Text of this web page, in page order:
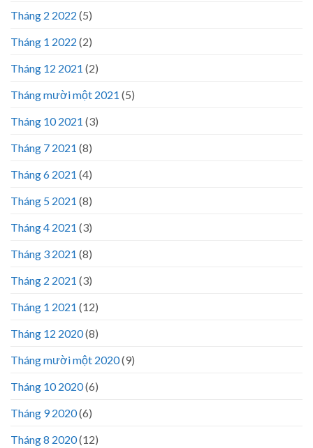
Tháng 2 2022 (5)
Tháng 1 2022 (2)
Tháng 12 2021 (2)
Tháng mười một 2021 (5)
Tháng 10 2021 (3)
Tháng 7 2021 (8)
Tháng 6 2021 (4)
Tháng 5 2021 (8)
Tháng 4 2021 (3)
Tháng 3 2021 (8)
Tháng 2 2021 (3)
Tháng 1 2021 (12)
Tháng 12 2020(8)
Tháng mười một 2020(9)
Tháng 10 2020(6)
Tháng 9 2020(6)
Tháng 8 2020(12)